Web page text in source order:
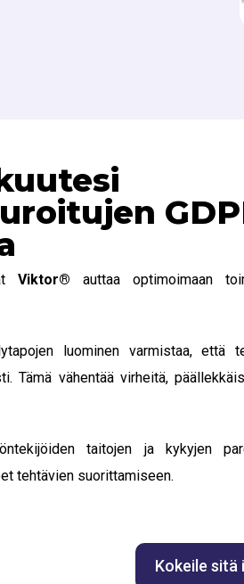
Viktor® auttaa optimoimaan
luominen varmistaa, että
Tämä vähentää virheitä,
taitojen ja kykyjen
tehtävien suorittamiseen.
Kokeile sitä